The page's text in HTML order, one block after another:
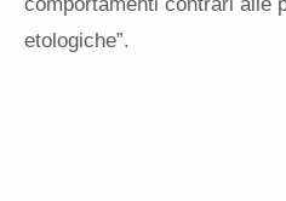
comportamenti contrari alle
etologiche”.